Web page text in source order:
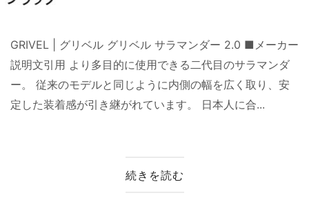
GRIVEL | グリベル グリベル サラマンダー 2.0 ■メーカー
説明文引用 より多目的に使用できる二代目のサラマンダ
ー。 従来のモデルと同じように内側の幅を広く取り、安
定した装着感が引き継がれています。 日本人に合...
続きを読む